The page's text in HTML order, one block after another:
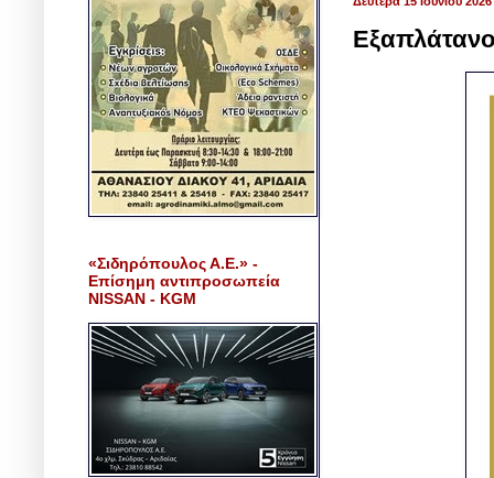
«Σιδηρόπουλος Α.Ε.» -
Επίσημη αντιπροσωπεία
NISSAN - KGM